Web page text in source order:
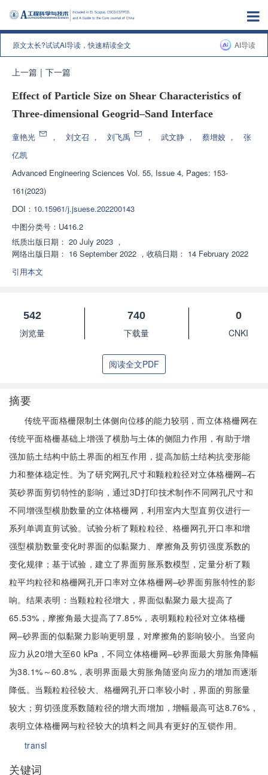
原文太长?试试AI导读，快速精读全文 AI导读
上一篇 | 下一篇
Effect of Particle Size on Shear Characteristics of
Three-dimensional Geogrid–Sand Interface
童艳光 ， 刘文召 ， 刘飞禹 ， 武文静 ， 蔡增姣 ，
张
亿凯
Advanced Engineering Sciences Vol. 55, Issue 4, Pages: 153-
161(2023)
DOI： 10.15961/j.jsuese.202200143
中图分类号： U416.2
纸质出版日期： 20 July 2023 ，
网络出版日期： 16 September 2022 ， 收稿日期： 14 February 2022
引用本文
542
浏览量
740
下载量
0
CNKI
阅读全文PDF
摘要
传统平面格栅限制土体侧向位移的能力较弱，而立体格栅网在
传统平面格栅基础上增强了横肋与土体的侧阻力作用，有助于增
强加筋土结构中筋土界面的相互作用，提高加筋土结构抗变形能
力和整体稳定性。为了研究网孔尺寸和颗粒粒径对立体格栅网–石
英砂界面剪切特性的影响，通过3D打印技术制作不同网孔尺寸和
不同增强型横肋数量的立体格栅网，利用室内大型直剪仪进行一
系列单调直剪试验。试验分析了颗粒粒径、格栅网孔开口率和增
强型横肋数量变化时界面的似黏聚力、摩擦角及剪切强度系数的
变化规律；基于试验，建立了界面剪胀系数模型，定量分析了颗
粒平均粒径和格栅网孔开口率对立体格栅网–砂界面剪胀特性的影
响。结果表明：当颗粒粒径增大，界面似黏聚力最大提高了
65.53%，摩擦角最大提高了7.85%，表明颗粒粒径对立体格栅
网–砂界面的似黏聚力影响更明显，对摩擦角的影响较小。当竖向
应力从20增大至60 kPa，不同立体格栅网–砂界面最大剪胀角降幅
为38.1%～60.8%，表明界面最大剪胀角随竖向应力的增加而逐渐
降低。当颗粒粒径较大、格栅网孔开口率较小时，界面的剪胀量
较大；剪切强度系数随粒径的增大而增加，增幅最高可达8.76%，
表明立体格栅网与粒径较大的填料之间具有更好的互锁作用。
transl
关键词